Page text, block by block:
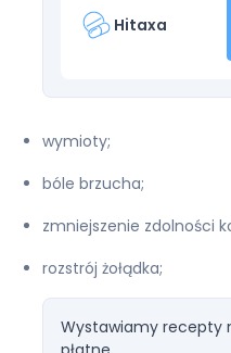
Hitaxa
wymioty;
bóle brzucha;
zmniejszenie zdolności
rozstrój żołądka;
Wystawiamy recepty